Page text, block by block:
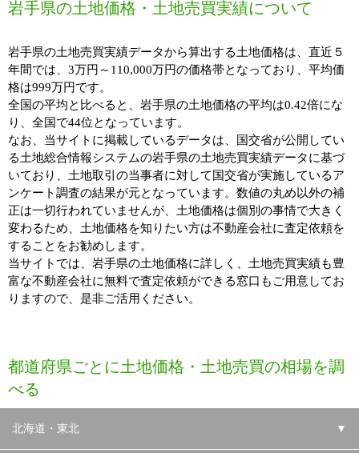
岩手県の土地価格・土地売買実績について
岩手県の土地売買実績データから算出する土地価格は、直近５
年間では、3万円～110,000万円の価格帯となっており、平均価
格は999万円です。
全国の平均と比べると、岩手県の土地価格の平均は0.42倍にな
り、全国で44位となっています。
なお、当サイトに掲載しているデータは、国交省が公開してい
る土地総合情報システムの岩手県の土地売買実績データに基づ
いており、土地取引の当事者に対して国交省が実施しているア
ンケート調査の結果が元となっています。数値の丸め以外の補
正は一切行われていませんが、土地価格は個別の事情で大きく
変わるため、土地価格を知りたい方は不動産会社に査定依頼を
することをお勧めします。
当サイトでは、岩手県の土地価格に詳しく、土地売買実績も豊
富な不動産会社に無料で査定依頼ができる窓口もご用意してお
りますので、是非ご活用ください。
都道府県ごとに土地価格・土地売買の相場を調
べる
北海道・東北 ▼